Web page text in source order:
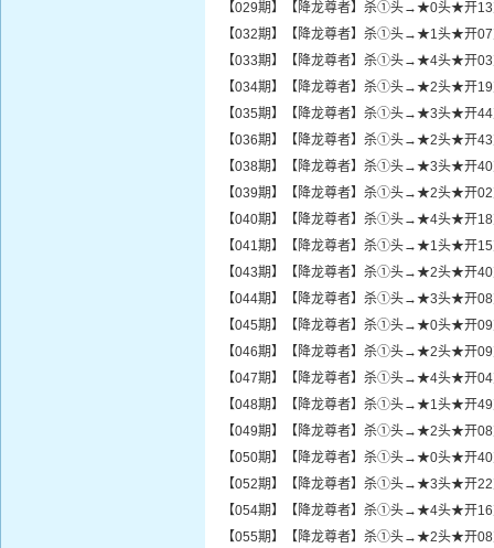
【029期】【降龙尊者】杀①头→★0头★开
【032期】【降龙尊者】杀①头→★1头★开
【033期】【降龙尊者】杀①头→★4头★开
【034期】【降龙尊者】杀①头→★2头★开
【035期】【降龙尊者】杀①头→★3头★开
【036期】【降龙尊者】杀①头→★2头★开
【038期】【降龙尊者】杀①头→★3头★开
【039期】【降龙尊者】杀①头→★2头★开
【040期】【降龙尊者】杀①头→★4头★开
【041期】【降龙尊者】杀①头→★1头★开
【043期】【降龙尊者】杀①头→★2头★开
【044期】【降龙尊者】杀①头→★3头★开
【045期】【降龙尊者】杀①头→★0头★开
【046期】【降龙尊者】杀①头→★2头★开
【047期】【降龙尊者】杀①头→★4头★开
【048期】【降龙尊者】杀①头→★1头★开
【049期】【降龙尊者】杀①头→★2头★开
【050期】【降龙尊者】杀①头→★0头★开
【052期】【降龙尊者】杀①头→★3头★开
【054期】【降龙尊者】杀①头→★4头★开
【055期】【降龙尊者】杀①头→★2头★开